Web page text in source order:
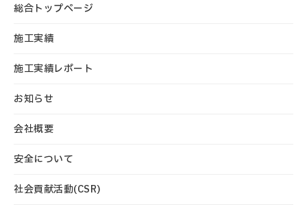
総合トップページ
施工実績
施工実績レポート
お知らせ
会社概要
安全について
社会貢献活動(CSR)